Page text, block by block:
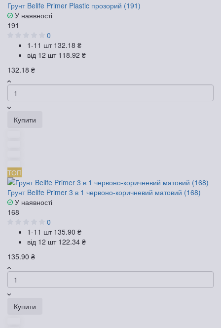
Грунт Belife Primer Plastic прозорий (191)
У наявності
191
0
1-11 шт 132.18 ₴
від 12 шт 118.92 ₴
132.18 ₴
Купити
ТОП
Грунт Belife Primer 3 в 1 червоно-коричневий матовий (168)
У наявності
168
0
1-11 шт 135.90 ₴
від 12 шт 122.34 ₴
135.90 ₴
Купити